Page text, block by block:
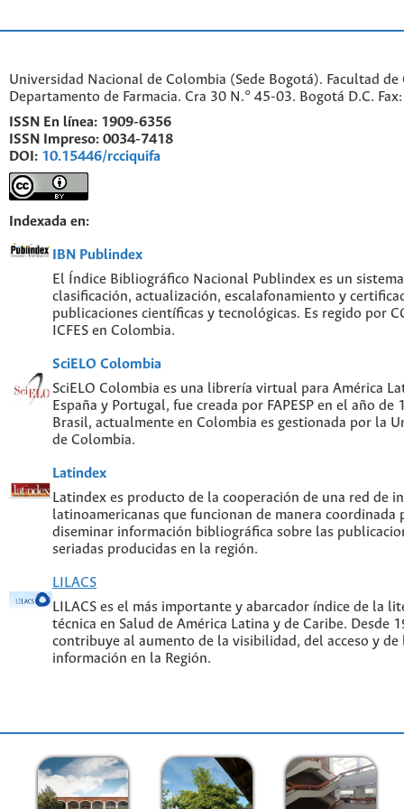
Universidad Nacional de Colombia (Sede Bogotá). Facultad de
Departamento de Farmacia. Cra 30 N.° 45-03. Bogotá D.C.
ISSN En línea: 1909-6356
ISSN Impreso: 0034-7418
DOI: 10.15446/rcciquifa
Indexada en:
IBN Publindex
El Índice Bibliográfico Nacional Publindex es un
clasificación, actualización, escalafonamiento y
publicaciones científicas y tecnológicas. Es regido por
ICFES en Colombia.
SciELO Colombia
SciELO Colombia es una librería virtual para América
España y Portugal, fue creada por FAPESP en el año de
Brasil, actualmente en Colombia es gestionada por la
de Colombia.
Latindex
Latindex es producto de la cooperación de una red de
latinoamericanas que funcionan de manera coordinada
diseminar información bibliográfica sobre las
seriadas producidas en la región.
LILACS
LILACS es el más importante y abarcador índice de la
técnica en Salud de América Latina y de Caribe. Desde
contribuye al aumento de la visibilidad, del acceso y de
información en la Región.